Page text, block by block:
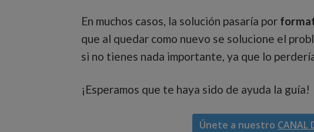
En muchos casos, la solución pasaría por
que al quedar como nuevo se solucione el
si no tienes nada importante, ya que lo
¡Esperamos que te haya sido de ayuda la guía!
Únete a nuestro CANAL